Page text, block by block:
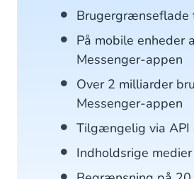
Brugergrænseflade
På mobile enheder
Messenger-appen
Over 2 milliarder
Messenger-appen
Tilgængelig via API
Indholdsrige medier